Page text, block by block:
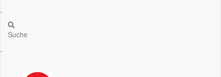
.
Suche
.